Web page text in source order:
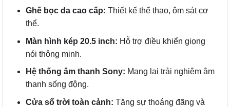
Ghế bọc da cao cấp: Thiết kế thể thao, ôm sát cơ
thể.
Màn hình kép 20.5 inch: Hỗ trợ điều khiển giọng
nói thông minh.
Hệ thống âm thanh Sony: Mang lại trải nghiệm âm
thanh sống động.
Cửa sổ trời toàn cảnh: Tăng sự thoáng đãng và